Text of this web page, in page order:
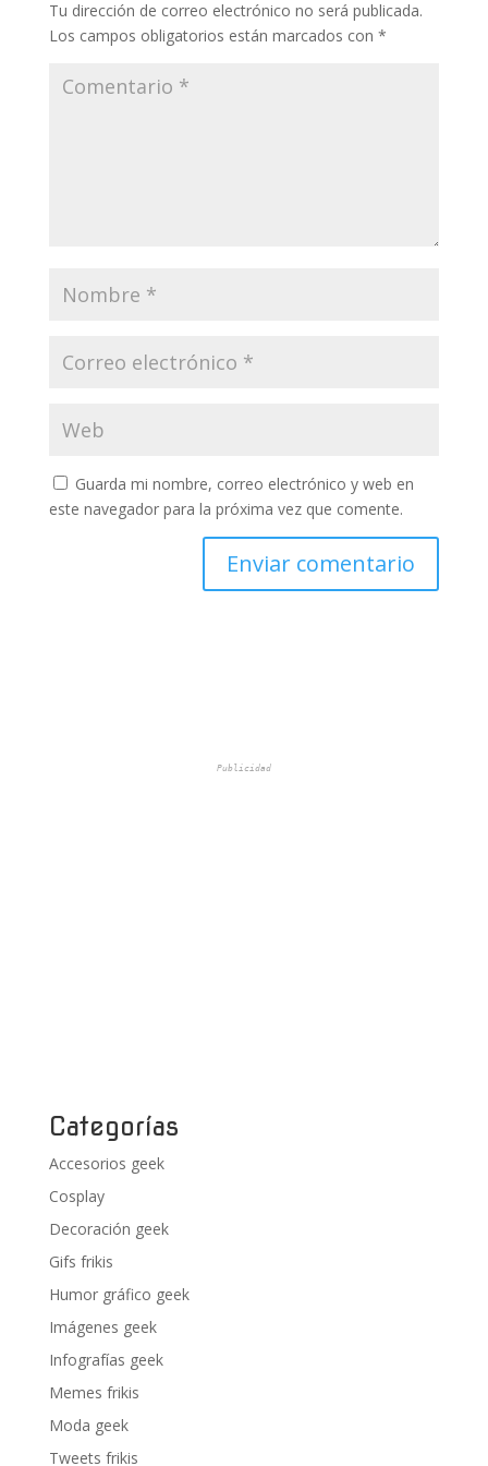
Tu dirección de correo electrónico no será publicada.
Los campos obligatorios están marcados con *
Guarda mi nombre, correo electrónico y web en
este navegador para la próxima vez que comente.
Publicidad
Categorías
Accesorios geek
Cosplay
Decoración geek
Gifs frikis
Humor gráfico geek
Imágenes geek
Infografías geek
Memes frikis
Moda geek
Tweets frikis